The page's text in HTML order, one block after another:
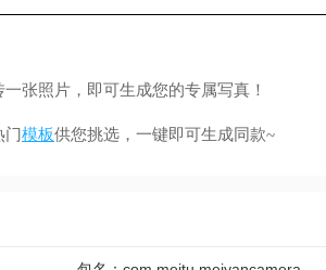
照片，即可生成您的专属写真！
模板供您挑选，一键即可生成同款~